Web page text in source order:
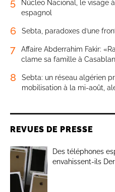
5
Núcleo Nacional, le visage
espagnol
6 Sebta, paradoxes d’une
7
Affaire Abderrahim Fakir:
clame sa famille à
8
Sebta: un réseau algérien
mobilisation à la mi-août,
REVUES DE PRESSE
Des téléphones
envahissent-ils